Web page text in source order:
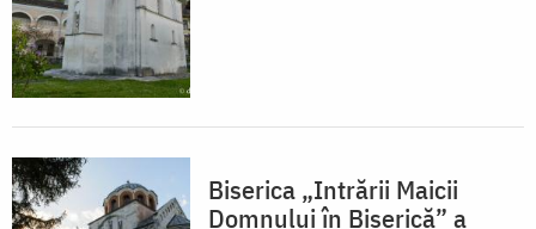
Biserica „Intrării Maicii
Domnului în Biserică” a